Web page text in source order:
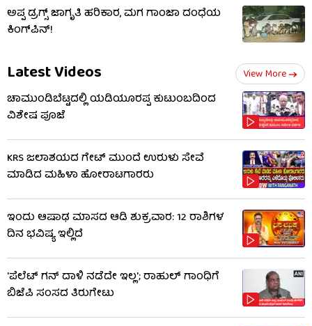
ಅಪ್ಪ ಡ್ರಗ್ಸ್ ಜಾಗೃತಿ ಹರಿಕಾರ, ಮಗ ಗಾಂಜಾ ದಂಧೆಯ
ಕಿಂಗ್‌ಪಿನ್!
Latest Videos View More
ಚಾಮುಂಡಿಬೆಟ್ಟದಲ್ಲಿ ಯಡಿಯೂರಪ್ಪ ಕುಟುಂಬದಿಂದ
ವಿಶೇಷ ಪೂಜೆ
KRS ಜಲಾಶಯದ ಗೇಟ್ ಮುಂದೆ ಉರುಳು ಸೇವೆ
ಮಾಡಿದ ಮಹಿಳಾ ಹೋರಾಟಗಾರರು
ಇಂದು ಆಷಾಢ ಮಾಸದ ಆಡಿ ಶುಕ್ರವಾರ: 12 ರಾಶಿಗಳ
ದಿನ ಭವಿಷ್ಯ ಇಲ್ಲಿದೆ
'ಪೆಲೆಟ್ ಗನ್ ದಾಳಿ ನಡೆದೇ ಇಲ್ಲ'; ರಾಹುಲ್ ಗಾಂಧಿಗೆ
ಬಿಜೆಪಿ ಸಂಸದ ತಿರುಗೇಟು